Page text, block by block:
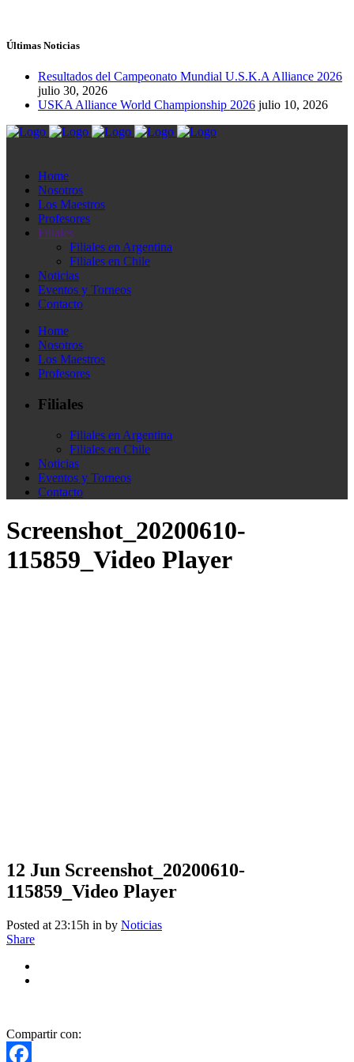
Últimas Noticias
Resultados del Campeonato Mundial U.S.K.A Alliance 2026
julio 30, 2026
USKA Alliance World Championship 2026 julio 10, 2026
Home
Nosotros
Los Maestros
Profesores
Filiales
Filiales en Argentina
Filiales en Chile
Noticias
Eventos y Torneos
Contacto
Home
Nosotros
Los Maestros
Profesores
Filiales
Filiales en Argentina
Filiales en Chile
Noticias
Eventos y Torneos
Contacto
Screenshot_20200610-
115859_Video Player
12 Jun Screenshot_20200610-
115859_Video Player
Posted at 23:15h in by Noticias
Share
Compartir con: